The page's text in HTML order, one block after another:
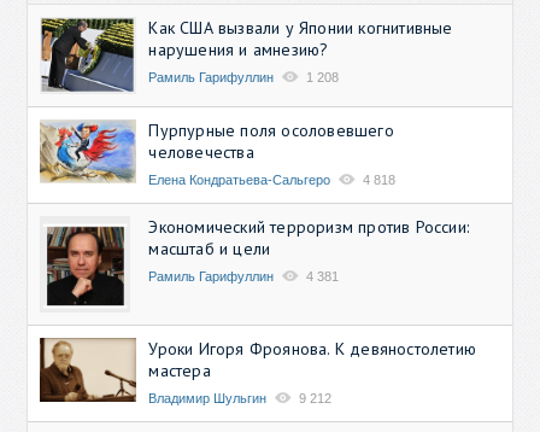
Как США вызвали у Японии когнитивные
нарушения и амнезию?
Рамиль Гарифуллин 1 208
Пурпурные поля осоловевшего
человечества
Елена Кондратьева-Сальгеро 4 818
Экономический терроризм против России:
масштаб и цели
Рамиль Гарифуллин 4 381
Уроки Игоря Фроянова. К девяностолетию
мастера
Владимир Шульгин 9 212